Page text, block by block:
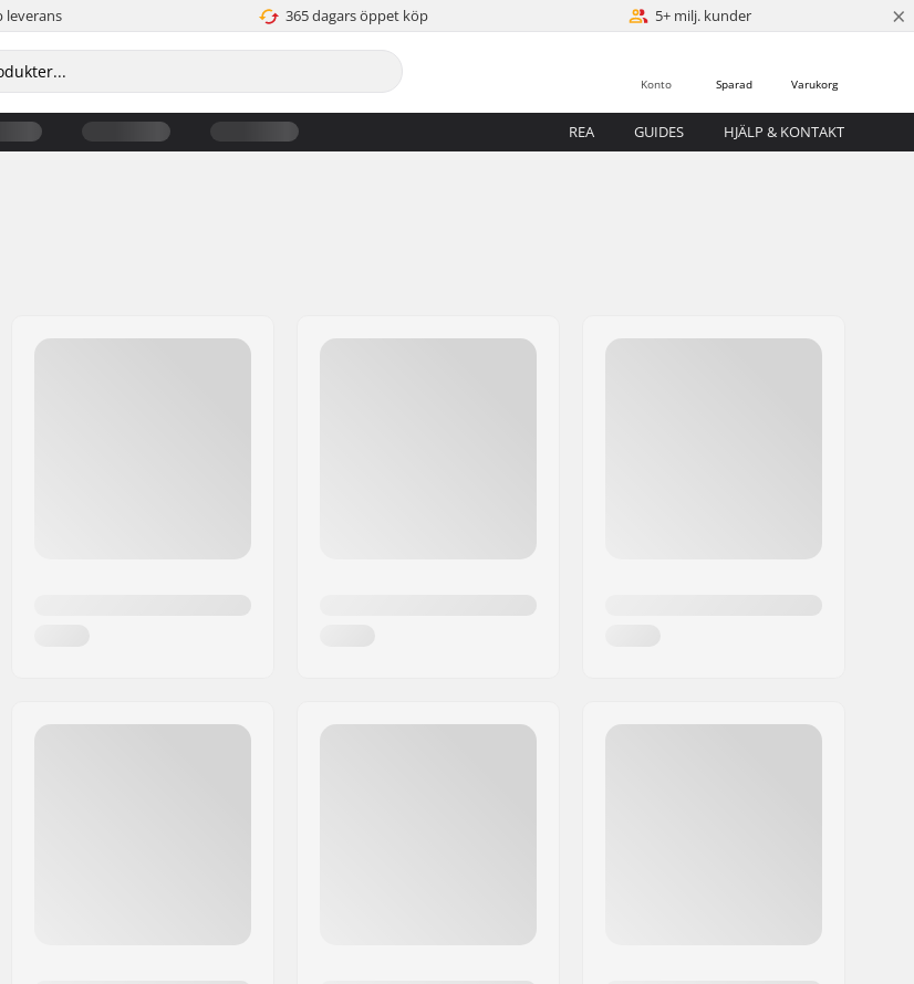
leverans 365 dagars öppet köp 5+ milj. kunder ×
Varukorg
Sparad
Konto
REA GUIDES HJÄLP & KONTAKT